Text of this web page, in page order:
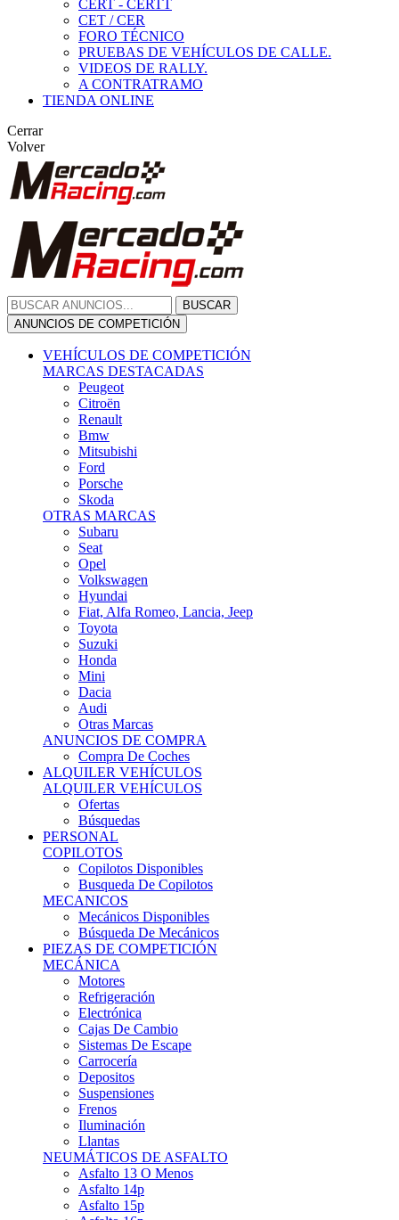
CERT - CERTT
CET / CER
FORO TÉCNICO
PRUEBAS DE VEHÍCULOS DE CALLE.
VIDEOS DE RALLY.
A CONTRATRAMO
TIENDA ONLINE
Cerrar
Volver
BUSCAR
ANUNCIOS DE COMPETICIÓN
VEHÍCULOS DE COMPETICIÓN
MARCAS DESTACADAS
Peugeot
Citroën
Renault
Bmw
Mitsubishi
Ford
Porsche
Skoda
OTRAS MARCAS
Subaru
Seat
Opel
Volkswagen
Hyundai
Fiat, Alfa Romeo, Lancia, Jeep
Toyota
Suzuki
Honda
Mini
Dacia
Audi
Otras Marcas
ANUNCIOS DE COMPRA
Compra De Coches
ALQUILER VEHÍCULOS
ALQUILER VEHÍCULOS
Ofertas
Búsquedas
PERSONAL
COPILOTOS
Copilotos Disponibles
Busqueda De Copilotos
MECANICOS
Mecánicos Disponibles
Búsqueda De Mecánicos
PIEZAS DE COMPETICIÓN
MECÁNICA
Motores
Refrigeración
Electrónica
Cajas De Cambio
Sistemas De Escape
Carrocería
Depositos
Suspensiones
Frenos
Iluminación
Llantas
NEUMÁTICOS DE ASFALTO
Asfalto 13 O Menos
Asfalto 14p
Asfalto 15p